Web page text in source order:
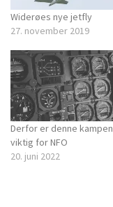
Widerøes nye jetfly
27. november 2019
Derfor er denne kampen
viktig for NFO
20. juni 2022